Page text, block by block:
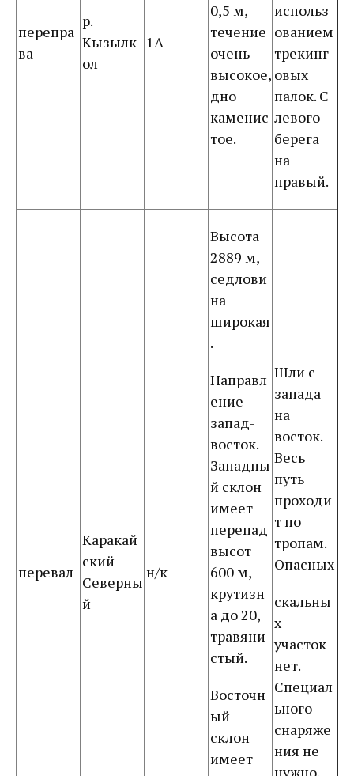
перепра
ва
р.
Кызылк
ол
1А
0,5 м,
течение
очень
высокое,
дно
каменис
тое.
использ
ованием
трекинг
овых
палок. С
левого
берега
на
правый.
перевал
Каракай
ский
Северны
й
н/к
Высота
2889 м,
седлови
на
широкая
.
Направл
ение
запад-
восток.
Западны
й склон
имеет
перепад
высот
600 м,
крутизн
а до 20,
травяни
стый.
Восточн
ый
склон
имеет
Шли с
запада
на
восток.
Весь
путь
проходи
т по
тропам.
Опасных
скальны
х
участок
нет.
Специал
ьного
снаряже
ния не
нужно.